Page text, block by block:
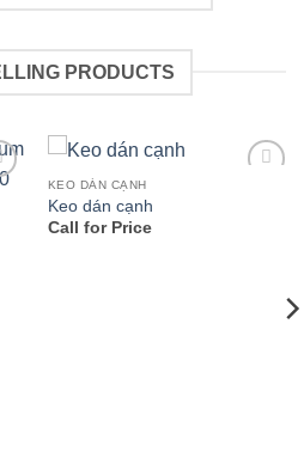
PRODUCTS
KEO DÁN CẠNH
Keo dán cạnh
Call for Price